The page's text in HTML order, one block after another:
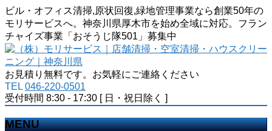
ビル・オフィス清掃,原状回復,緑地管理事業なら創業50年の
モリサービスへ。神奈川県厚木市を始め全域に対応。フラン
チャイズ事業「おそうじ隊501」募集中
お見積り無料です。お気軽にご連絡ください
TEL 046-220-0501
受付時間 8:30 - 17:30 [ 日・祝日除く ]
MENU